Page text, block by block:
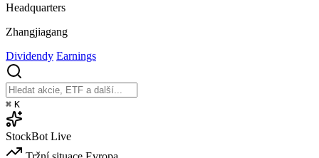
Headquarters
Zhangjiagang
Dividendy Earnings
⌘ K
StockBot Live